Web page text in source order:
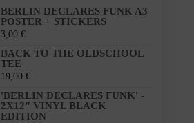
BERLIN DECLARES FUNK A3
POSTER + STICKERS
3,00 €
BACK TO THE OLDSCHOOL
TEE
19,00 €
'BERLIN DECLARES FUNK' -
2X12" VINYL BLACK
EDITION